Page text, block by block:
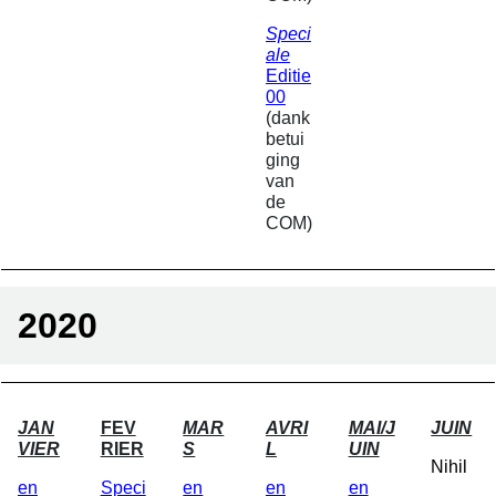
Speci
ale
Editie
00
(dank
betui
ging
van
de
COM)
2020
JAN
VIER
en
FEV
RIER
Speci
MAR
S
en
AVRI
L
en
MAI/J
UIN
en
JUIN
Nihil